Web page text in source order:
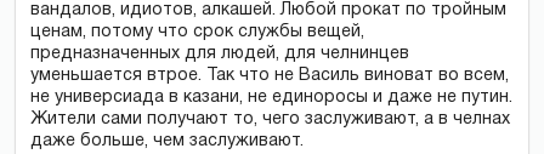
вандалов, идиотов, алкашей. Любой прокат по тройным
ценам, потому что срок службы вещей,
предназначенных для людей, для челнинцев
уменьшается втрое. Так что не Василь виноват во всем,
не универсиада в казани, не единоросы и даже не путин.
Жители сами получают то, чего заслуживают, а в челнах
даже больше, чем заслуживают.